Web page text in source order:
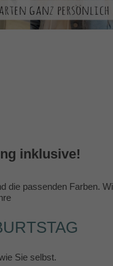
inklusive!
die passenden Farben.
Sie selbst.